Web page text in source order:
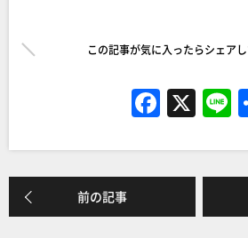
この記事が気に入ったらシェア
F
a
c
e
b
X
前の記事